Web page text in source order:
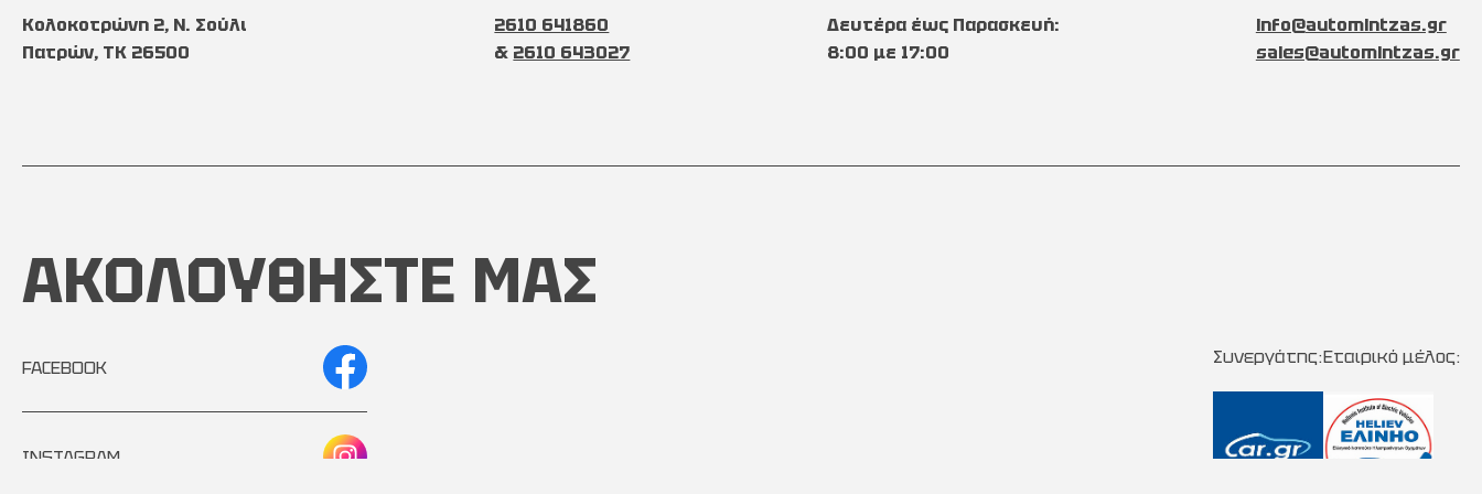
Κολοκοτρώνη 2, Ν. Σούλι
Πατρών, TK 26500
2610 641860
& 2610 643027
Δευτέρα έως Παρασκευή:
8:00 με 17:00
info@automintzas.gr
sales@automintzas.gr
ΑΚΟΛΟΥΘΗΣΤΕ ΜΑΣ
FACEBOOK
INSTAGRAM
Συνεργάτης:Εταιρικό μέλος: